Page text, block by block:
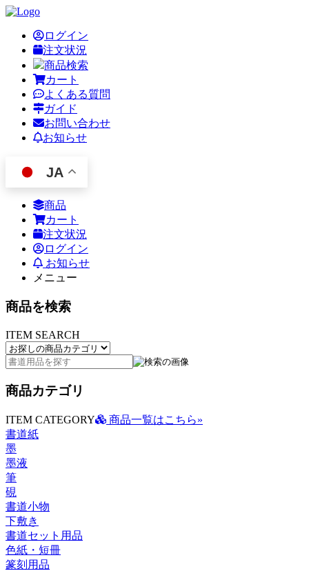
ログイン
注文状況
商品検索
カート
よくある質問
ガイド
お問い合わせ
お知らせ
JA
商品
カート
注文状況
ログイン
お知らせ
メニュー
商品を検索
ITEM SEARCH
商品カテゴリ
ITEM CATEGORY
商品一覧はこちら»
書道紙
墨
墨液
筆
硯
書道小物
下敷き
書道セット用品
色紙・短冊
篆刻用品